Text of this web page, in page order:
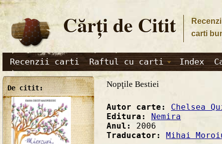
Cărţi de Citit
carti
Recenzii carti Raftul cu carti Index
De citit: Nopţile Bestiei
Autor carte: Chelsea
Editura: Nemira
Anul: 2006
Traducator: Mihai